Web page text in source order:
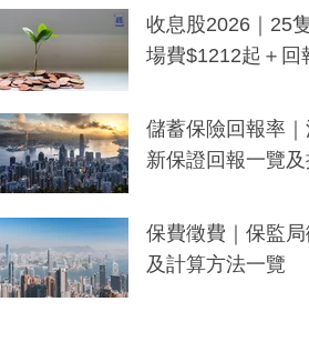
y及香港限定特調
收息股2026｜25
場費$1212起＋回
儲蓄保險回報率
新保證回報一覽
保費徵費｜保監
及計算方法一覽